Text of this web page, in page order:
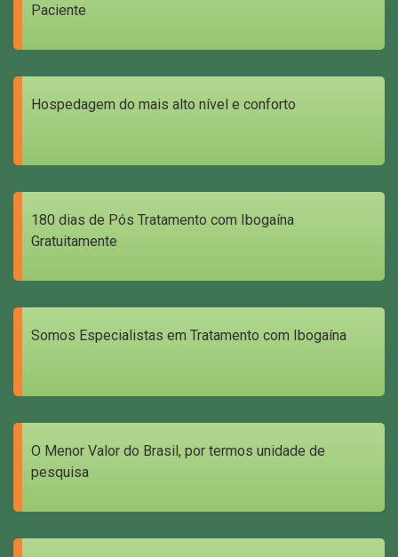
Paciente
Hospedagem do mais alto nível e conforto
180 dias de Pós Tratamento com Ibogaína
Gratuitamente
Somos Especialistas em Tratamento com Ibogaína
O Menor Valor do Brasil, por termos unidade de
pesquisa